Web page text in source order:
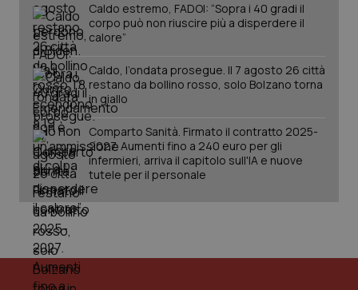
Caldo estremo, FADOI: “Sopra i 40 gradi il
corpo può non riuscire più a disperdere il
calore”
Caldo, l’ondata prosegue. Il 7 agosto 26 città
restano da bollino rosso, solo Bolzano torna
in giallo
Comparto Sanità. Firmato il contratto 2025-
2027. Aumenti fino a 240 euro per gli
infermieri, arriva il capitolo sull'IA e nuove
tutele per il personale
_ga
Google LLC
.quotidianosanita.it